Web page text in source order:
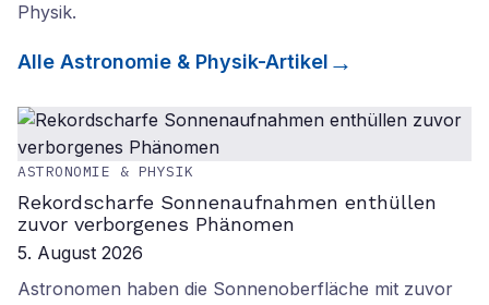
Physik.
Alle Astronomie & Physik-Artikel
ASTRONOMIE & PHYSIK
Rekordscharfe Sonnenaufnahmen enthüllen
zuvor verborgenes Phänomen
5. August 2026
Astronomen haben die Sonnenoberfläche mit zuvor